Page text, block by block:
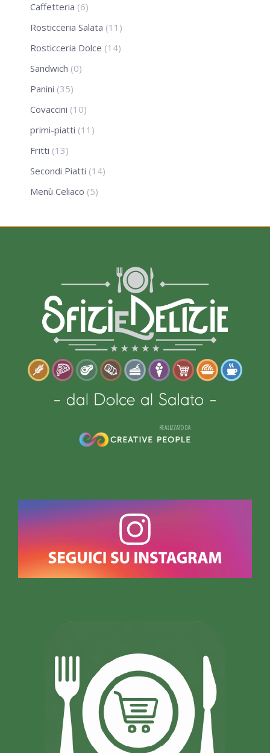
Caffetteria (6)
Rosticceria Salata (11)
Rosticceria Dolce (14)
Sandwich (0)
Panini (35)
Covaccini (10)
primi-piatti (11)
Fritti (13)
Secondi Piatti (14)
Menù Celiaco (5)